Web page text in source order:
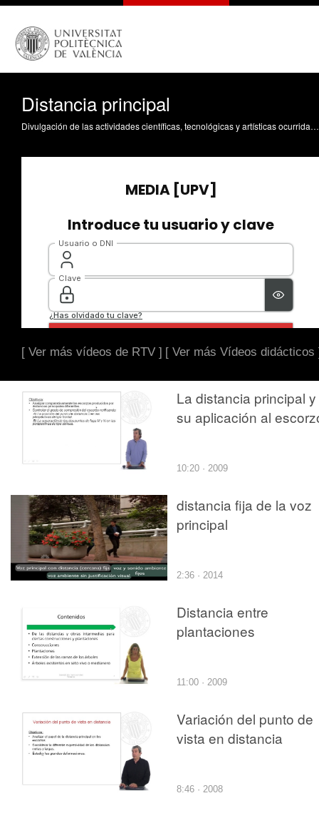
Distancia principal
Divulgación de las actividades científicas, tecnológicas y artísticas ocurridas en los tres campus de la UPV
[ Ver más vídeos de RTV ] [ Ver más Vídeos didácticos
La distancia principal y
su aplicación al
10:20 · 2009
distancia fija de la voz
principal
2:36 · 2014
Distancia entre
plantaciones
11:00 · 2009
Variación del punto de
vista en distancia
8:46 · 2008